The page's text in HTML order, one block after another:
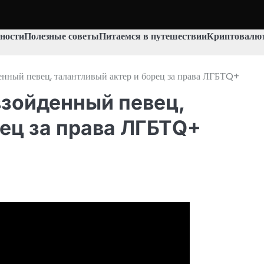
Полезные советыПитаемся в путешествии
певец, талантливый актер и борец за права ЛГБТQ+
певец,
за права ЛГБТQ+